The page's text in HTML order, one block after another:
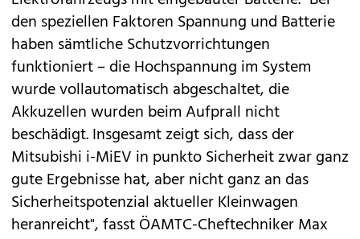
den speziellen Faktoren Spannung und Batterie
haben sämtliche Schutzvorrichtungen
funktioniert – die Hochspannung im System
wurde vollautomatisch abgeschaltet, die
Akkuzellen wurden beim Aufprall nicht
beschädigt. Insgesamt zeigt sich, dass der
Mitsubishi i-MiEV in punkto Sicherheit zwar ganz
gute Ergebnisse hat, aber nicht ganz an das
Sicherheitspotenzial aktueller Kleinwagen
heranreicht", fasst ÖAMTC-Cheftechniker Max